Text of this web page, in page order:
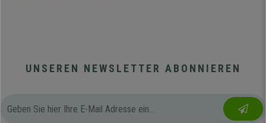
UNSEREN NEWSLETTER ABONNIEREN